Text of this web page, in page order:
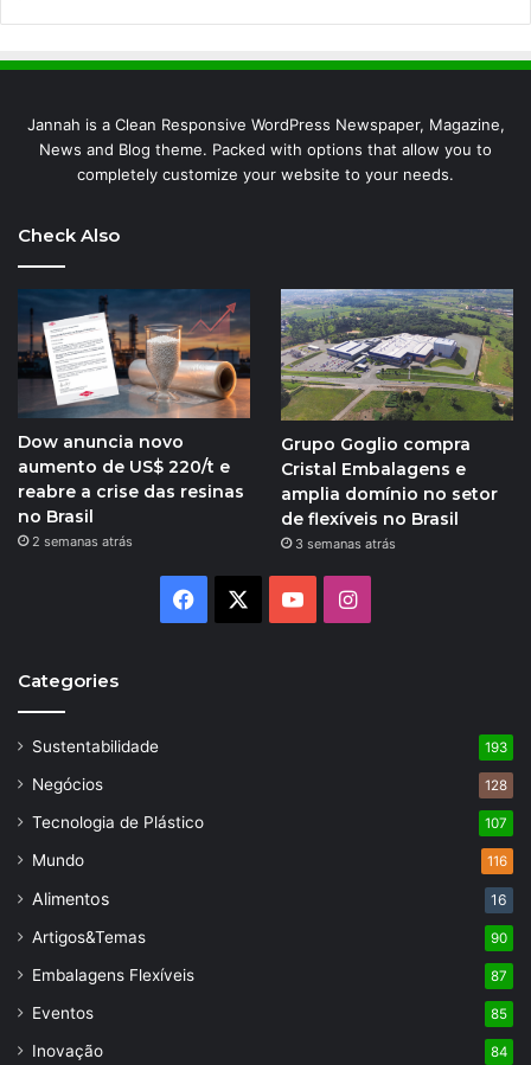
Jannah is a Clean Responsive WordPress Newspaper, Magazine,
News and Blog theme. Packed with options that allow you to
completely customize your website to your needs.
Check Also
Dow anuncia novo
aumento de US$ 220/t e
reabre a crise das resinas
no Brasil
2 semanas atrás
Grupo Goglio compra
Cristal Embalagens e
amplia domínio no setor
de flexíveis no Brasil
3 semanas atrás
Facebook YouTubeInstagram
Categories
Sustentabilidade 193
Negócios 128
Tecnologia de Plástico 107
Mundo 116
Alimentos 16
Artigos&Temas 90
Embalagens Flexíveis 87
Eventos 85
Inovação 84